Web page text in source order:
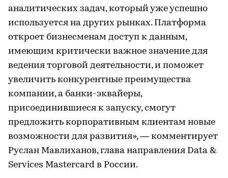
аналитических задач, который уже успешно
используется на других рынках. Платформа
откроет бизнесменам доступ к данным,
имеющим критически важное значение для
ведения торговой деятельности, и поможет
увеличить конкурентные преимущества
компании, а банки-эквайеры,
присоединившиеся к запуску, смогут
предложить корпоративным клиентам новые
возможности для развития», — комментирует
Руслан Мавлиханов, глава направления Data &
Services Mastercard в России.